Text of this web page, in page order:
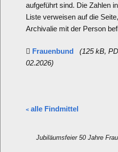
aufgeführt sind. Die Zahlen
Liste verweisen auf die
Archivalie mit der Person
 Frauenbund
(125 kB,
02.2026)
< alle Findmittel
Jubiläumsfeier 50 Jahre